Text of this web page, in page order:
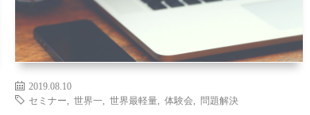
2019.08.10
セミナー
,世界一 ,世界最軽量 ,体験会 問題解決